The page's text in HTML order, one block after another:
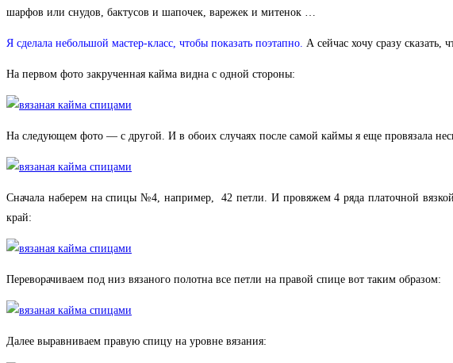
шарфов или снудов, бактусов и шапочек, варежек и митенок …
Я сделала небольшой мастер-класс, чтобы показать поэтапно. А сейчас хочу сразу
На первом фото закрученная кайма видна с одной стороны:
На следующем фото — с другой. И в обоих случаях после самой каймы я еще провязала
Сначала наберем на спицы №4, например, 42 петли. И провяжем 4 ряда платочной
край:
Переворачиваем под низ вязаного полотна все петли на правой спице вот таким образом:
Далее выравниваем правую спицу на уровне вязания: